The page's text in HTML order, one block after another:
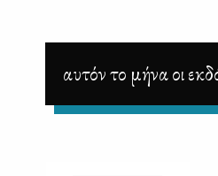
αυτόν το μήνα οι